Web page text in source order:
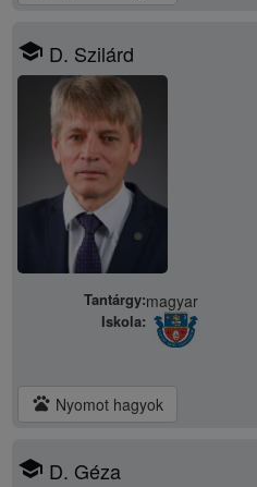
school D. Szilárd
Tantárgy:magyar
Iskola:
pets Nyomot hagyok
school D. Géza